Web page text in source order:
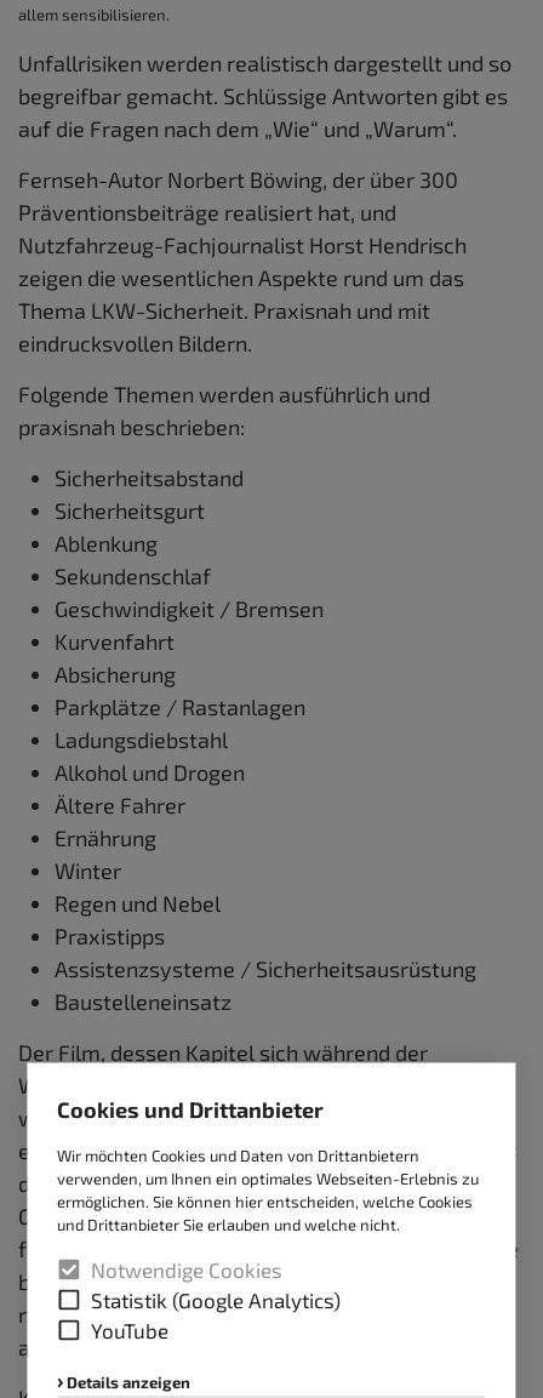
Cookies und Drittanbieter
Wir möchten Cookies und Daten von Drittanbietern
verwenden, um Ihnen ein optimales Webseiten-Erlebnis zu
ermöglichen. Sie können hier entscheiden, welche Cookies
und Drittanbieter Sie erlauben und welche nicht.
Notwendige Cookies
Statistik (Google Analytics)
YouTube
Details anzeigen
allem sensibilisieren.
Unfallrisiken werden realistisch dargestellt und so
begreifbar gemacht. Schlüssige Antworten gibt es
auf die Fragen nach dem „Wie“ und „Warum“.
Fernseh-Autor Norbert Böwing, der über 300
Präventionsbeiträge realisiert hat, und
Nutzfahrzeug-Fachjournalist Horst Hendrisch
zeigen die wesentlichen Aspekte rund um das
Thema LKW-Sicherheit. Praxisnah und mit
eindrucksvollen Bildern.
Folgende Themen werden ausführlich und
praxisnah beschrieben:
Sicherheitsabstand
Sicherheitsgurt
Ablenkung
Sekundenschlaf
Geschwindigkeit / Bremsen
Kurvenfahrt
Absicherung
Parkplätze / Rastanlagen
Ladungsdiebstahl
Alkohol und Drogen
Ältere Fahrer
Ernährung
Winter
Regen und Nebel
Praxistipps
Assistenzsysteme / Sicherheitsausrüstung
Baustelleneinsatz
Der Film, dessen Kapitel sich während der
Wiedergabe auch einzeln anwählen lassen, ist ein
wichtiger Beitrag zu mehr Verkehrssicherheit. Er
eignet sich hervorragend als Schulungsmedium für
die Berufskraftfahrer-Weiterbildung sowie die
Grundqualifikation. Wir informieren fachlich und
fundiert, aber auch kompetent und qualifiziert. Eine
begleitende, 112-seitige, Teilnehmer-Broschüre
rundet das neue Lehrmittel-Angebot wirkungsvoll
ab.